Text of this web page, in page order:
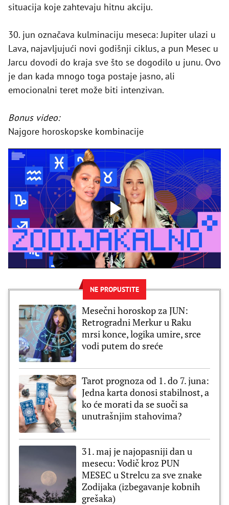
situacija koje zahtevaju hitnu akciju.
30. jun označava kulminaciju meseca: Jupiter ulazi u
Lava, najavljujući novi godišnji ciklus, a pun Mesec u
Jarcu dovodi do kraja sve što se dogodilo u junu. Ovo
je dan kada mnogo toga postaje jasno, ali
emocionalni teret može biti intenzivan.
Bonus video:
Najgore horoskopske kombinacije
NE PROPUSTITE
Mesečni horoskop za JUN:
Retrogradni Merkur u Raku
mrsi konce, logika umire, srce
vodi putem do sreće
Tarot prognoza od 1. do 7. juna:
Jedna karta donosi stabilnost, a
ko će morati da se suoči sa
unutrašnjim stahovima?
31. maj je najopasniji dan u
mesecu: Vodič kroz PUN
MESEC u Strelcu za sve znake
Zodijaka (izbegavanje kobnih
grešaka)